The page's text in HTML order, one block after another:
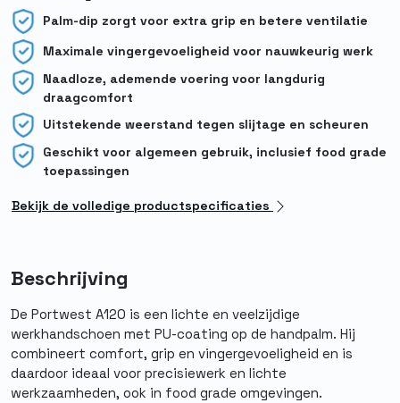
Palm-dip zorgt voor extra grip en betere ventilatie
Maximale vingergevoeligheid voor nauwkeurig werk
Naadloze, ademende voering voor langdurig
draagcomfort
Uitstekende weerstand tegen slijtage en scheuren
Geschikt voor algemeen gebruik, inclusief food grade
toepassingen
Bekijk de volledige productspecificaties
Beschrijving
De Portwest A120 is een lichte en veelzijdige
werkhandschoen met PU-coating op de handpalm. Hij
combineert comfort, grip en vingergevoeligheid en is
daardoor ideaal voor precisiewerk en lichte
werkzaamheden, ook in food grade omgevingen.